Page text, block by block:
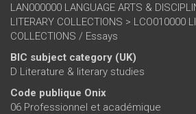
LAN000000 LANGUAGE ARTS &
LITERARY COLLECTIONS > LCO010000
COLLECTIONS / Essays
BIC subject category (UK)
D Literature & literary studies
Code publique Onix
06 Professionnel et académique